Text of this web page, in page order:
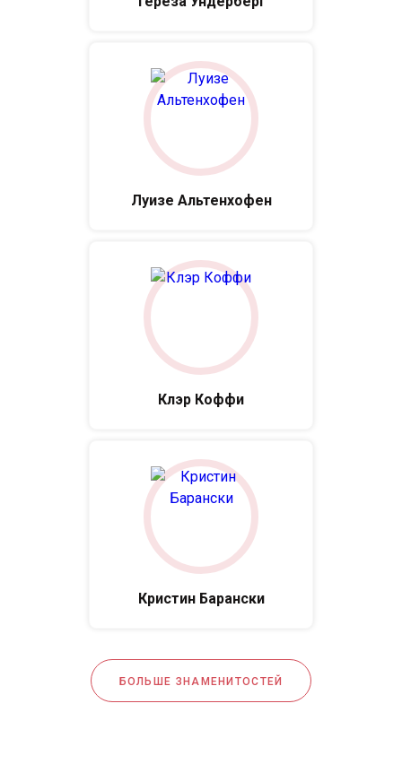
Луизе Альтенхофен
Клэр Коффи
Кристин Барански
БОЛЬШЕ ЗНАМЕНИТОСТЕЙ